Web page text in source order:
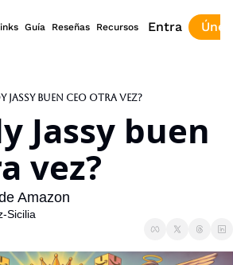
Guía Reseñas Recursos Entra
Jassy buen CEO otra vez?
Jassy buen
vez?
Amazon
Sicilia